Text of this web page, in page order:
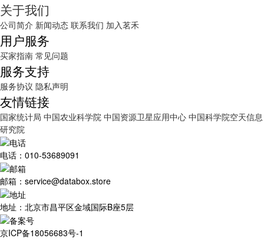
关于我们
公司简介 新闻动态 联系我们 加入茗禾
用户服务
买家指南 常见问题
服务支持
服务协议 隐私声明
友情链接
国家统计局 中国农业科学院 中国资源卫星应用中心 中国科学院空天信息
研究院
电话：010-53689091
邮箱：service@databox.store
地址：北京市昌平区金域国际B座5层
京ICP备18056683号-1